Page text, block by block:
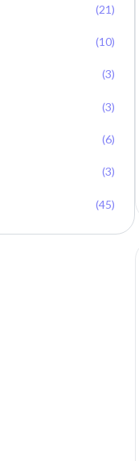
(21)
(10)
(3)
(3)
(6)
(3)
(45)